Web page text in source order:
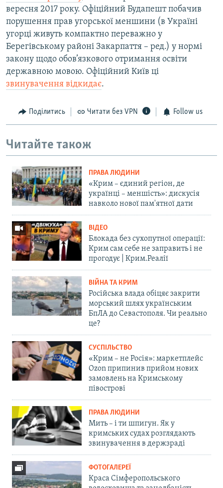
вересня 2017 року. Офіційний Будапешт побачив
порушення прав угорської меншини (в Україні
угорці живуть компактно переважно у
Берегівському районі Закарпаття – ред.) у нормі
закону щодо обов’язкового отримання освіти
державною мовою. Офіційний Київ ці
звинувачення відкидає.
Поділитись Читати без VPN Follow us
Читайте також
ПРАВА ЛЮДИНИ
«Крим – єдиний регіон, де
українці – меншість»: дискусія
навколо нової пам'ятної дати
ВІДЕО
Блокада без сухопутної операції:
Крим сам себе не заправить і не
прогодує | Крим.Реалії
ВІЙНА ТА КРИМ
Російська влада обіцяє закрити
морський шлях українським
БпЛА до Севастополя. Чи реально
це?
СУСПІЛЬСТВО
«Крим – не Росія»: маркетплейс
Ozon припинив прийом нових
замовлень на Кримському
півострові
ПРАВА ЛЮДИНИ
Мить – і ти шпигун. Як у
кримських судах розглядають
звинувачення в держзраді
ФОТОГАЛЕРЕЇ
Краса Сімферопольського